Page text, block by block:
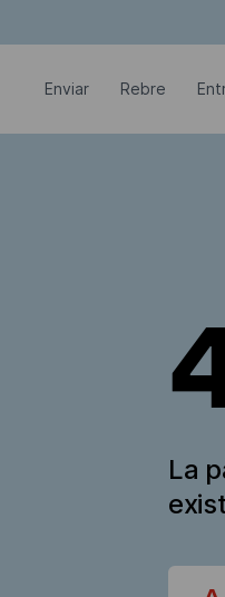
Enviar Rebre
La
La finestra modal està